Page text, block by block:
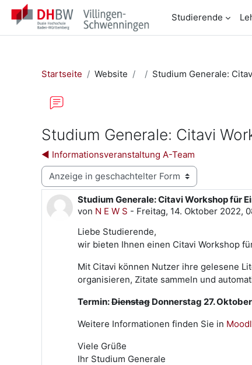
Zum Hauptinhalt
Studierende
Startseite Website Studium Generale:
Studium Generale: Citavi
◀︎ Informationsveranstaltung A-Team
Anzeigemodus
Studium Generale: Citavi Workshop für
von N E W S - Freitag, 14. Oktober 2022,
Anzahl Antworten: 0
Liebe Studierende,
wir bieten Ihnen einen Citavi Workshop
Mit Citavi können Nutzer ihre gelesene
organisieren, Zitate sammeln und
Termin:Dienstag Donnerstag 27.
Weitere Informationen finden Sie in
Viele Grüße
Ihr Studium Generale